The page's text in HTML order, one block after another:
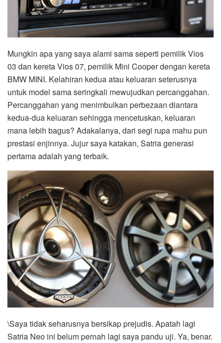
Mungkin apa yang saya alami sama seperti pemilik Vios
03 dan kereta Vios 07, pemilik Mini Cooper dengan kereta
BMW MINI. Kelahiran kedua atau keluaran seterusnya
untuk model sama seringkali mewujudkan percanggahan.
Percanggahan yang menimbulkan perbezaan diantara
kedua-dua keluaran sehingga mencetuskan, keluaran
mana lebih bagus? Adakalanya, dari segi rupa mahu pun
prestasi enjinnya. Jujur saya katakan, Satria generasi
pertama adalah yang terbaik.
\Saya tidak seharusnya bersikap prejudis. Apatah lagi
Satria Neo ini belum pernah lagi saya pandu uji. Ya, benar.